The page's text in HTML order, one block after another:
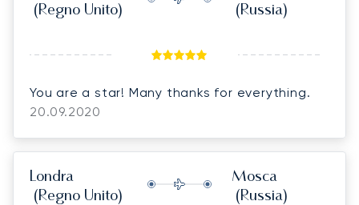
(Regno Unito)
(Russia)
You are a star! Many thanks for everything.
20.09.2020
Londra
(Regno Unito)
Mosca
(Russia)